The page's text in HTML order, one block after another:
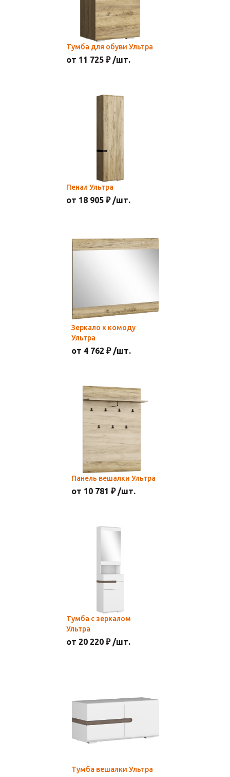
Тумба для обуви Ультра
от 11 725 ₽ /шт.
Пенал Ультра
от 18 905 ₽ /шт.
Зеркало к комоду
Ультра
от 4 762 ₽ /шт.
Панель вешалки Ультра
от 10 781 ₽ /шт.
Тумба с зеркалом
Ультра
от 20 220 ₽ /шт.
Тумба вешалки Ультра